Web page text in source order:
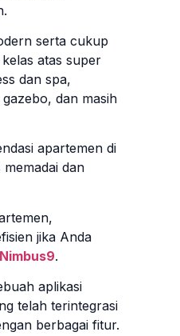
serta cukup
atas super
dan spa,
dan masih
apartemen di
dan
jika Anda
.
aplikasi
telah terintegrasi
berbagai fitur.